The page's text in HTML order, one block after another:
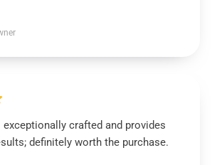
crafted and provides
definitely worth the purchase.